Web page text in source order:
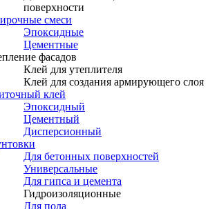
поверхности
смеси
Эпоксидные
Цементные
фасадов
Клей для утеплителя
Клей для создания армирующего слоя
клей
Эпоксидный
Цементный
Дисперсионный
Для бетонных поверхностей
Универсальные
Для гипса и цемента
Гидроизоляционные
Для пола